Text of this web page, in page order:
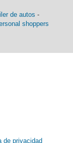
de autos -
shoppers
de privacidad